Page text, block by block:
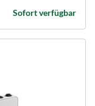
Sofort verfügbar